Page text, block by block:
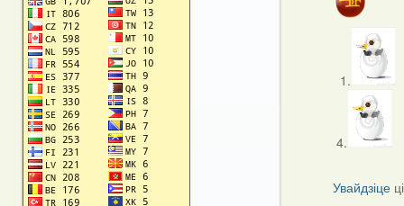
1.
4.
Увайдзіце